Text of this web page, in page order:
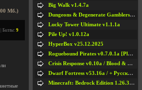
Мб.)
Баллы: 9
Big Walk v1.4.7a
Dungeons & Degenerate Gamblers v2.0.2a
Lucky Tower Ultimate v1.1.1a
Pile Up! v1.0.12a
HyperBox v25.12.2025
Roguebound Pirates v0.7.0.1a [Playtest]
Crisis Response v0.10a / Blood & Bullet
Dwarf Fortress v53.16a / + Русская Версия v50.12a
Minecraft: Bedrock Edition 1.26.33.1a / + TLauncher v2.89